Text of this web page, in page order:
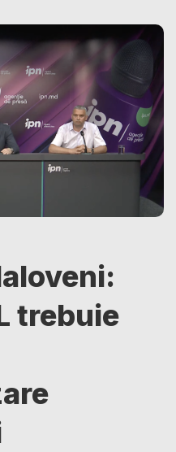
trebuie